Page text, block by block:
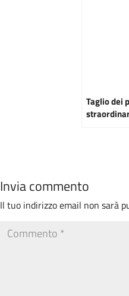
Taglio dei
Invia commento
Il tuo indirizzo email non sarà